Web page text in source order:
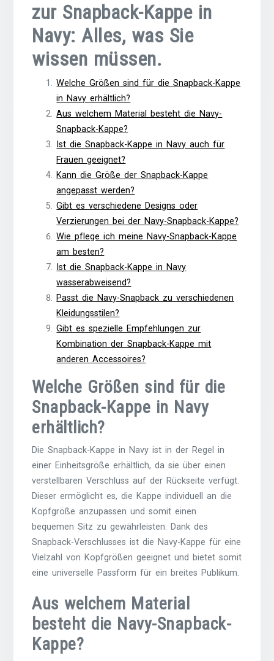
zur Snapback-Kappe in
Navy: Alles, was Sie
wissen müssen.
Welche Größen sind für die Snapback-Kappe
in Navy erhältlich?
Aus welchem Material besteht die Navy-
Snapback-Kappe?
Ist die Snapback-Kappe in Navy auch für
Frauen geeignet?
Kann die Größe der Snapback-Kappe
angepasst werden?
Gibt es verschiedene Designs oder
Verzierungen bei der Navy-Snapback-Kappe?
Wie pflege ich meine Navy-Snapback-Kappe
am besten?
Ist die Snapback-Kappe in Navy
wasserabweisend?
Passt die Navy-Snapback zu verschiedenen
Kleidungsstilen?
Gibt es spezielle Empfehlungen zur
Kombination der Snapback-Kappe mit
anderen Accessoires?
Welche Größen sind für die
Snapback-Kappe in Navy
erhältlich?
Die Snapback-Kappe in Navy ist in der Regel in
einer Einheitsgröße erhältlich, da sie über einen
verstellbaren Verschluss auf der Rückseite verfügt.
Dieser ermöglicht es, die Kappe individuell an die
Kopfgröße anzupassen und somit einen
bequemen Sitz zu gewährleisten. Dank des
Snapback-Verschlusses ist die Navy-Kappe für eine
Vielzahl von Kopfgrößen geeignet und bietet somit
eine universelle Passform für ein breites Publikum.
Aus welchem Material
besteht die Navy-Snapback-
Kappe?